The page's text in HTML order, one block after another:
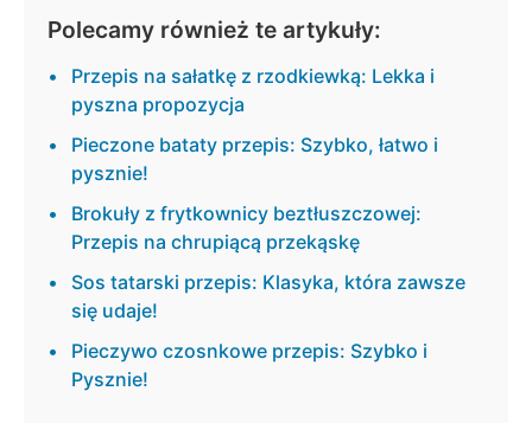
Polecamy również te artykuły:
Przepis na sałatkę z rzodkiewką: Lekka i
pyszna propozycja
Pieczone bataty przepis: Szybko, łatwo i
pysznie!
Brokuły z frytkownicy beztłuszczowej:
Przepis na chrupiącą przekąskę
Sos tatarski przepis: Klasyka, która zawsze
się udaje!
Pieczywo czosnkowe przepis: Szybko i
Pysznie!